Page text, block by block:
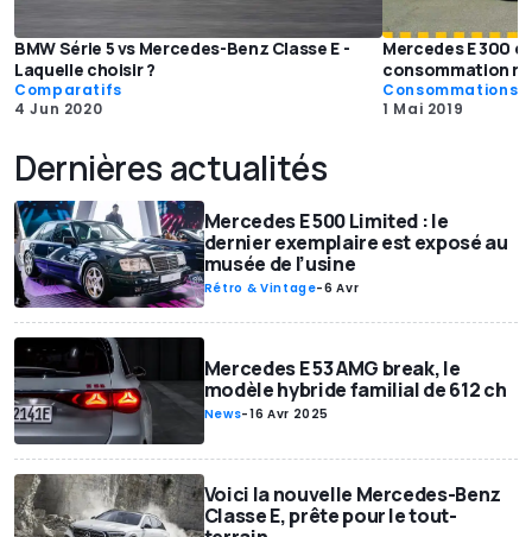
BMW Série 5 vs Mercedes-Benz Classe E -
Laquelle choisir ?
Comparatifs
4 Jun 2020
Mercedes E 300
consommation
Consommations
1 Mai 2019
Dernières actualités
Mercedes E 500 Limited : le
dernier exemplaire est exposé au
musée de l’usine
Rétro & Vintage-6 Avr
Mercedes E 53 AMG break, le
modèle hybride familial de 612 ch
News-16 Avr 2025
Voici la nouvelle Mercedes-Benz
Classe E, prête pour le tout-